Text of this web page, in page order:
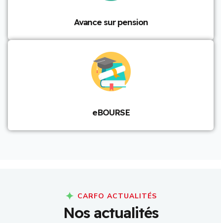
Avance sur pension
eBOURSE
CARFO ACTUALITÉS
Nos actualités